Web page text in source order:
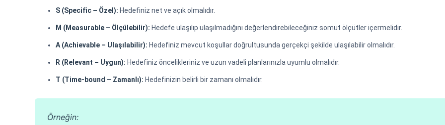
S (Specific – Özel): Hedefiniz net ve açık olmalıdır.
M (Measurable – Ölçülebilir): Hedefe ulaşılıp ulaşılmadığını değerlendirebileceğiniz somut ölçütler içermelidir.
A (Achievable – Ulaşılabilir): Hedefiniz mevcut koşullar doğrultusunda gerçekçi şekilde ulaşılabilir olmalıdır.
R (Relevant – Uygun): Hedefiniz öncelikleriniz ve uzun vadeli planlarınızla uyumlu olmalıdır.
T (Time-bound – Zamanlı): Hedefinizin belirli bir zamanı olmalıdır.
Örneğin: